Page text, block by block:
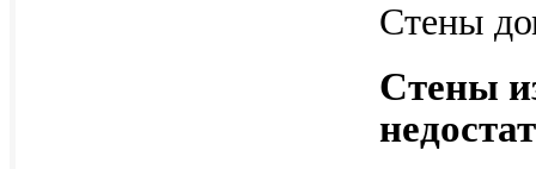
Стены
Стены